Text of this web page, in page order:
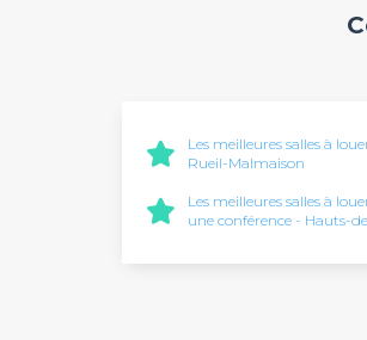
Les meilleures salles à
Rueil-Malmaison
Les meilleures salles à
une conférence - Hauts-